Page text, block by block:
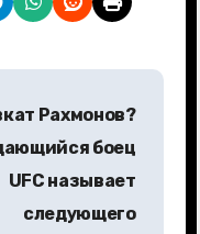
Рахмонов?
боец
UFC называет
следующего